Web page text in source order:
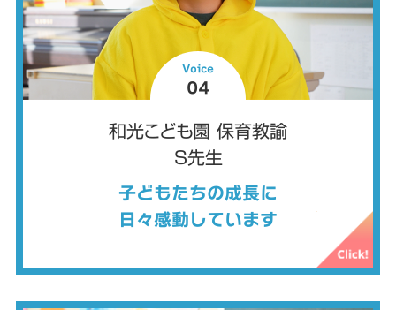
Voice
04
和光こども園 保育教諭
S先生
子どもたちの成長に
日々感動しています